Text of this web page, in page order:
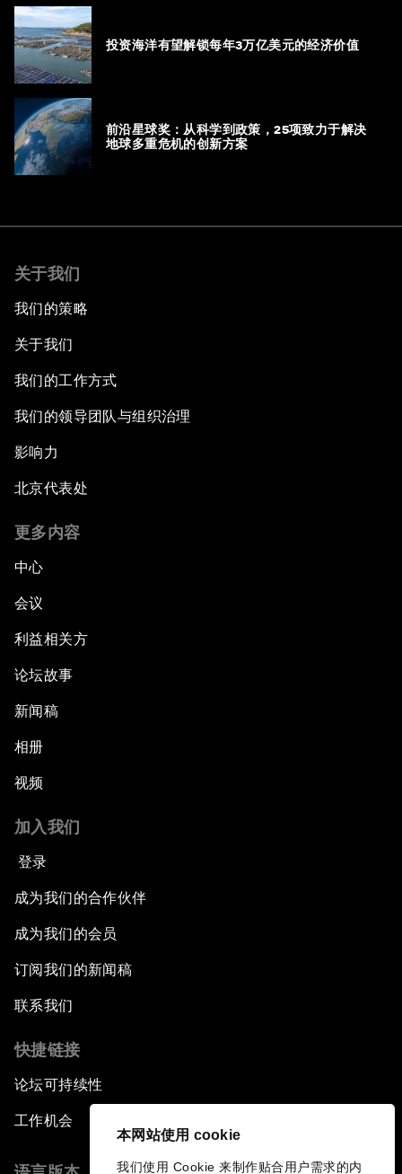
本网站使用 cookie
我们使用 Cookie 来制作贴合用户需求的内
投资海洋有望解锁每年3万亿美元的经济价值
前沿星球奖：从科学到政策，25项致力于解决
地球多重危机的创新方案
关于我们
我们的策略
关于我们
我们的工作方式
我们的领导团队与组织治理
影响力
北京代表处
更多内容
中心
会议
利益相关方
论坛故事
新闻稿
相册
视频
加入我们
登录
成为我们的合作伙伴
成为我们的会员
订阅我们的新闻稿
联系我们
快捷链接
论坛可持续性
工作机会